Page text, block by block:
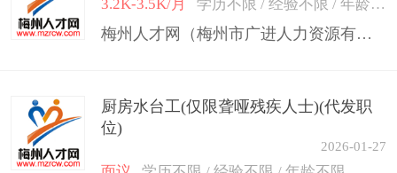
3.2K-3.5K/月 学历不限 / 经验不限 / 年龄50岁以下
梅州人才网（梅州市广进人力资源有限公司）
厨房水台工(仅限聋哑残疾人士)(代发职
位)
2026-01-27